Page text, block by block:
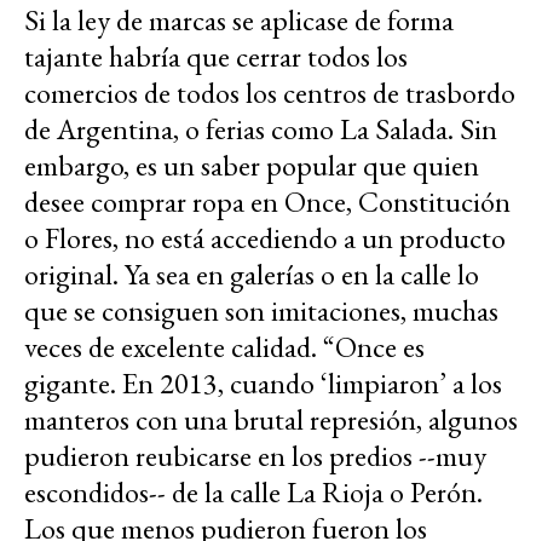
Si la ley de marcas se aplicase de forma
tajante habría que cerrar todos los
comercios de todos los centros de trasbordo
de Argentina, o ferias como La Salada. Sin
embargo, es un saber popular que quien
desee comprar ropa en Once, Constitución
o Flores, no está accediendo a un producto
original. Ya sea en galerías o en la calle lo
que se consiguen son imitaciones, muchas
veces de excelente calidad. “Once es
gigante. En 2013, cuando ‘limpiaron’ a los
manteros con una brutal represión, algunos
pudieron reubicarse en los predios --muy
escondidos-- de la calle La Rioja o Perón.
Los que menos pudieron fueron los